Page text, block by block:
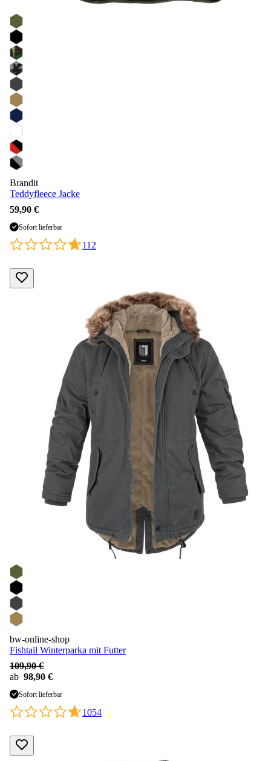
Brandit
Teddyfleece Jacke
59,90 €
Sofort lieferbar
112
bw-online-shop
Fishtail Winterparka mit Futter
109,90 €
ab 98,90 €
Sofort lieferbar
1054